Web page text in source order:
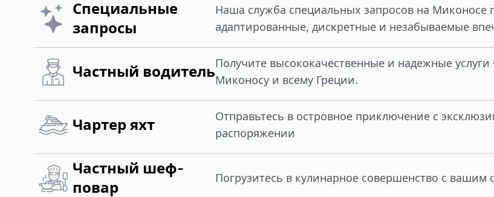
Специальные
запросы
Наша служба специальных запросов на
адаптированные, дискретные и незабываемые
Частный водительПолучите высококачественные и надежные
Миконосу и всему Греции.
Чартер яхт
Отправьтесь в островное приключение с
распоряжении
Частный шеф-
повар
Погрузитесь в кулинарное совершенство с